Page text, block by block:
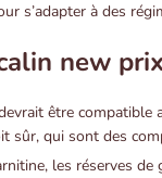
s’adapter à des
new prix
être compatible
sûr, qui sont des
les réserves